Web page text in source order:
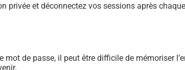
privée et déconnectez vos sessions après
de passe, il peut être difficile de mémoriser